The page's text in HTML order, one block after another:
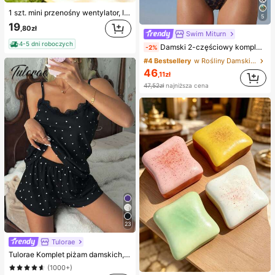
1 szt. mini przenośny wentylator, lekki wentylator ręczny do biura, na zewnątrz, w podróży i na camping – chłód w dowolnym miejscu i czasie (bateria nie wliczona, należy zapewnić własną)
19 ,80zł
4-5 dni roboczych
23
Tulorae
Tulorae Komplet piżam damskich, dzianina prążkowana, kontrastowe koronkowe wykończenie z nadrukiem w serca, romantyczny, słodki, seksowny top i szorty, komplet piżamowy typu babydoll, dwuczęściowy komplet nocny, seksowny komplet piżamowy, kombinezon piżamowy dla kobiet, dwuczęściowy komplet piżamowy dla kobiet, komplet piżamowy w groszki, komplet piżamowy z krótkim rękawem, dwuczęściowy komplet piżamowy, letnie komplety damskie, krótki komplet piżamowy w groszki dla kobiet, krótki komplet piżamowy dla kobiet, dwuczęściowy letni komplet wypoczynkowy dla kobiet
(1000+)
5
Swim Miturn
-2% Damski 2-częściowy komplet bikini z bandeau w panterkę i koronką, z wysokimi majtkami kąpielowymi, odpowiedni na letnie wakacje na wyspie i plażę
#4 Bestsellery w Rośliny Damskie zestawy bikini
46,11zł
47,52zł najniższa cena